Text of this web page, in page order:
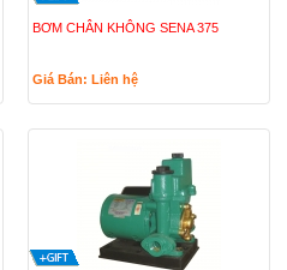
BƠM CHÂN KHÔNG SENA 375
Giá Bán: Liên hệ